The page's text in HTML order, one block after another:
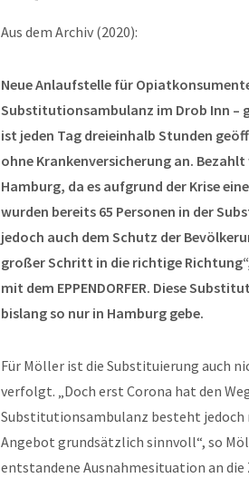
Aus dem Archiv (2020):
Neue Anlaufstelle für
Substitutionsambulanz im Drob Inn –
ist jeden Tag dreieinhalb Stunden
ohne Krankenversicherung an.
Hamburg, da es aufgrund der Krise
wurden bereits 65 Personen in der
jedoch auch dem Schutz der
großer Schritt in die richtige
mit dem EPPENDORFER. Diese
bislang so nur in Hamburg gebe.
Für Möller ist die Substituierung auch
verfolgt. „Doch erst Corona hat den
Substitutionsambulanz besteht jedoch
Angebot grundsätzlich sinnvoll“, so
entstandene Ausnahmesituation an